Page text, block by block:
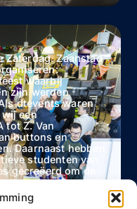
Zaterdag. Zaanstad
waarbij
zijn werden
dtevents waren
een
tot Z. Van
buttons en
Daarnaast hebben
studenten van
gecreëerd om de